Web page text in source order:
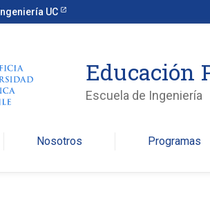
Ingeniería UC
Educación
Escuela de Ingeniería
Nosotros Programas